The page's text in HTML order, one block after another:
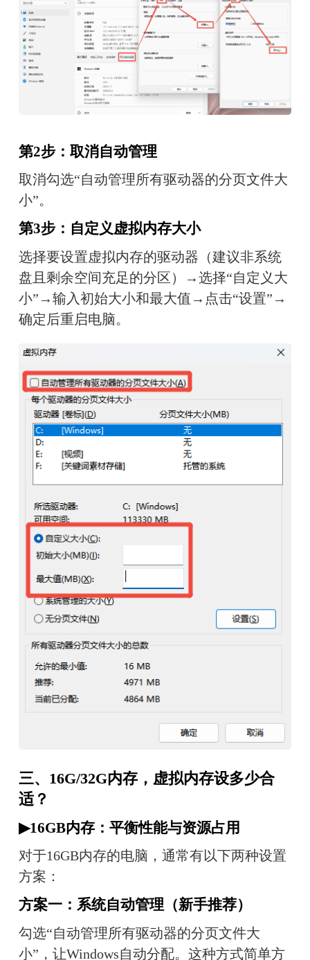
第2步：取消自动管理
取消勾选“自动管理所有驱动器的分页文件大
小”。
第3步：自定义虚拟内存大小
选择要设置虚拟内存的驱动器（建议非系统
盘且剩余空间充足的分区）→选择“自定义大
小”→输入初始大小和最大值→点击“设置”→
确定后重启电脑。
三、16G/32G内存，虚拟内存设多少合
适？
▶16GB内存：平衡性能与资源占用
对于16GB内存的电脑，通常有以下两种设置
方案：
方案一：系统自动管理（新手推荐）
勾选“自动管理所有驱动器的分页文件大
小”，让Windows自动分配。这种方式简单方